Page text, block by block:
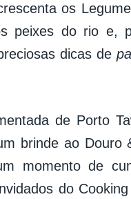
os
peixes do rio e,
dicas de
de Porto
brinde ao Douro
momento de
do